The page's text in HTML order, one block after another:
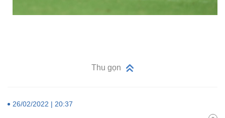
Thu gọn
26/02/2022 | 20:37